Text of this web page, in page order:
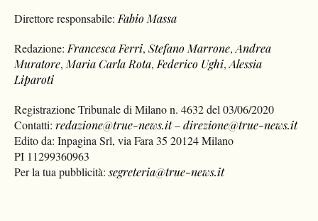
Direttore responsabile:Fabio Massa
Redazione:Francesca Ferri,Stefano Marrone,Andrea
Muratore,Maria Carla Rota,Federico Ughi,Alessia
Liparoti
Registrazione Tribunale di Milano n. 4632 del 03/06/2020
Contatti:redazione@true-news.it–direzione@true-news.it
Edito da: Inpagina Srl, via Fara 35 20124 Milano
PI 11299360963
Per la tua pubblicità:segreteria@true-news.it